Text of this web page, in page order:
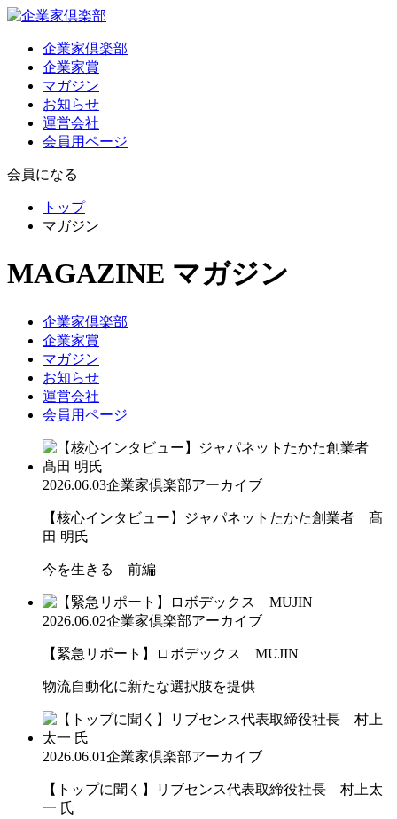
企業家倶楽部
企業家賞
マガジン
お知らせ
運営会社
会員用ページ
会員になる
トップ
マガジン
MAGAZINE マガジン
企業家倶楽部
企業家賞
マガジン
お知らせ
運営会社
会員用ページ
2026.06.03企業家倶楽部アーカイブ
【核心インタビュー】ジャパネットたかた創業者 髙
田 明氏
今を生きる 前編
2026.06.02企業家倶楽部アーカイブ
【緊急リポート】ロボデックス MUJIN
物流自動化に新たな選択肢を提供
2026.06.01企業家倶楽部アーカイブ
【トップに聞く】リブセンス代表取締役社長 村上太
一 氏